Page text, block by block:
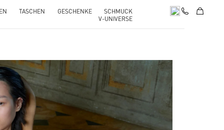
TASCHEN GESCHENKE
SCHMUCK
V-UNIVERSE